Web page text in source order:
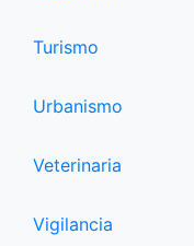
Turismo
Urbanismo
Veterinaria
Vigilancia